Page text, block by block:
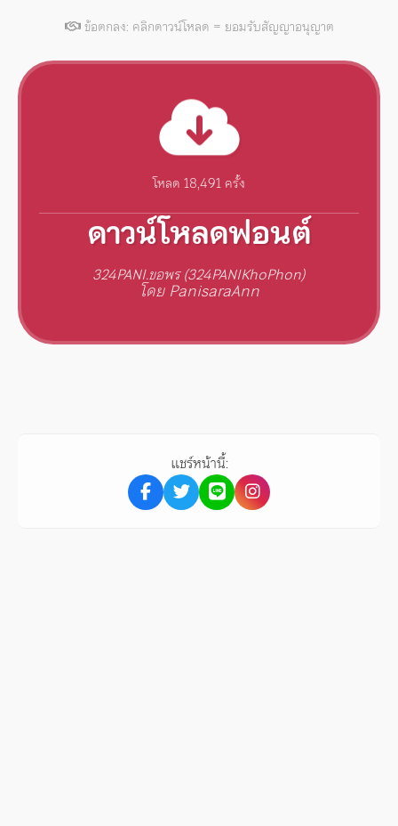
ข้อตกลง: คลิกดาวน์โหลด = ยอมรับสัญญาอนุญาต
โหลด 18,491 ครั้ง
ดาวน์โหลดฟอนต์
324PANI.ขอพร (324PANIKhoPhon)
โดย PanisaraAnn
แชร์หน้านี้: